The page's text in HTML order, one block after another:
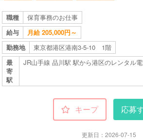
職種
保育事務のお仕事
給与
月給 205,000円～
勤務地
東京都港区港南3-5-10 1階
最
寄
駅
キープ 応募
更新日：2026-07-15